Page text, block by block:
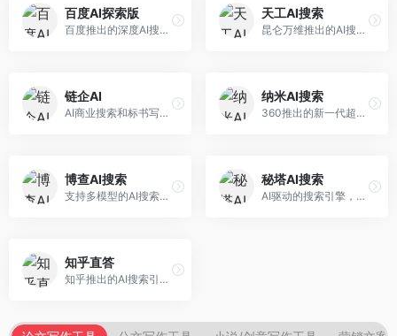
百度AI探索版
百度推出的深度AI搜索引擎，整合百度知识图谱。面向中文用户，提供智能问答、知识探索、内容生成等服务，知识覆盖面广。
天工AI搜索
昆仑万维推出的AI搜索引擎，整合大模型与搜索能力。面向普通用户，提供智能问答、深度搜索、内容整理等服务，中文搜索体验好。
链企AI
AI商业搜索和标书写作工具，专注于企业服务场景。面向企业用户，提供商业信息搜索、标书生成、企业分析等服务，商业信息专业。
纳米AI搜索
360推出的新一代超级AI搜索，深度整合360搜索资源。面向普通用户，提供智能问答、多模态搜索、内容生成等服务，安全可靠。
博查AI搜索
支持多模型的AI搜索引擎，整合多种大模型能力。面向AI爱好者，提供多模型搜索、答案对比、深度分析等服务，模型选择灵活。
秘塔AI搜索
AI驱动的搜索引擎，专注于无广告直达结果。面向研究者和信息获取需求者，提供深度搜索、来源标注、答案整理等服务，搜索结果干净准确，信息可信度高。
知乎直答
知乎推出的AI搜索引擎，专注于知识问答场景。面向知识获取者，提供知乎内容搜索、智能问答、知识整理等服务，专业知识丰富。